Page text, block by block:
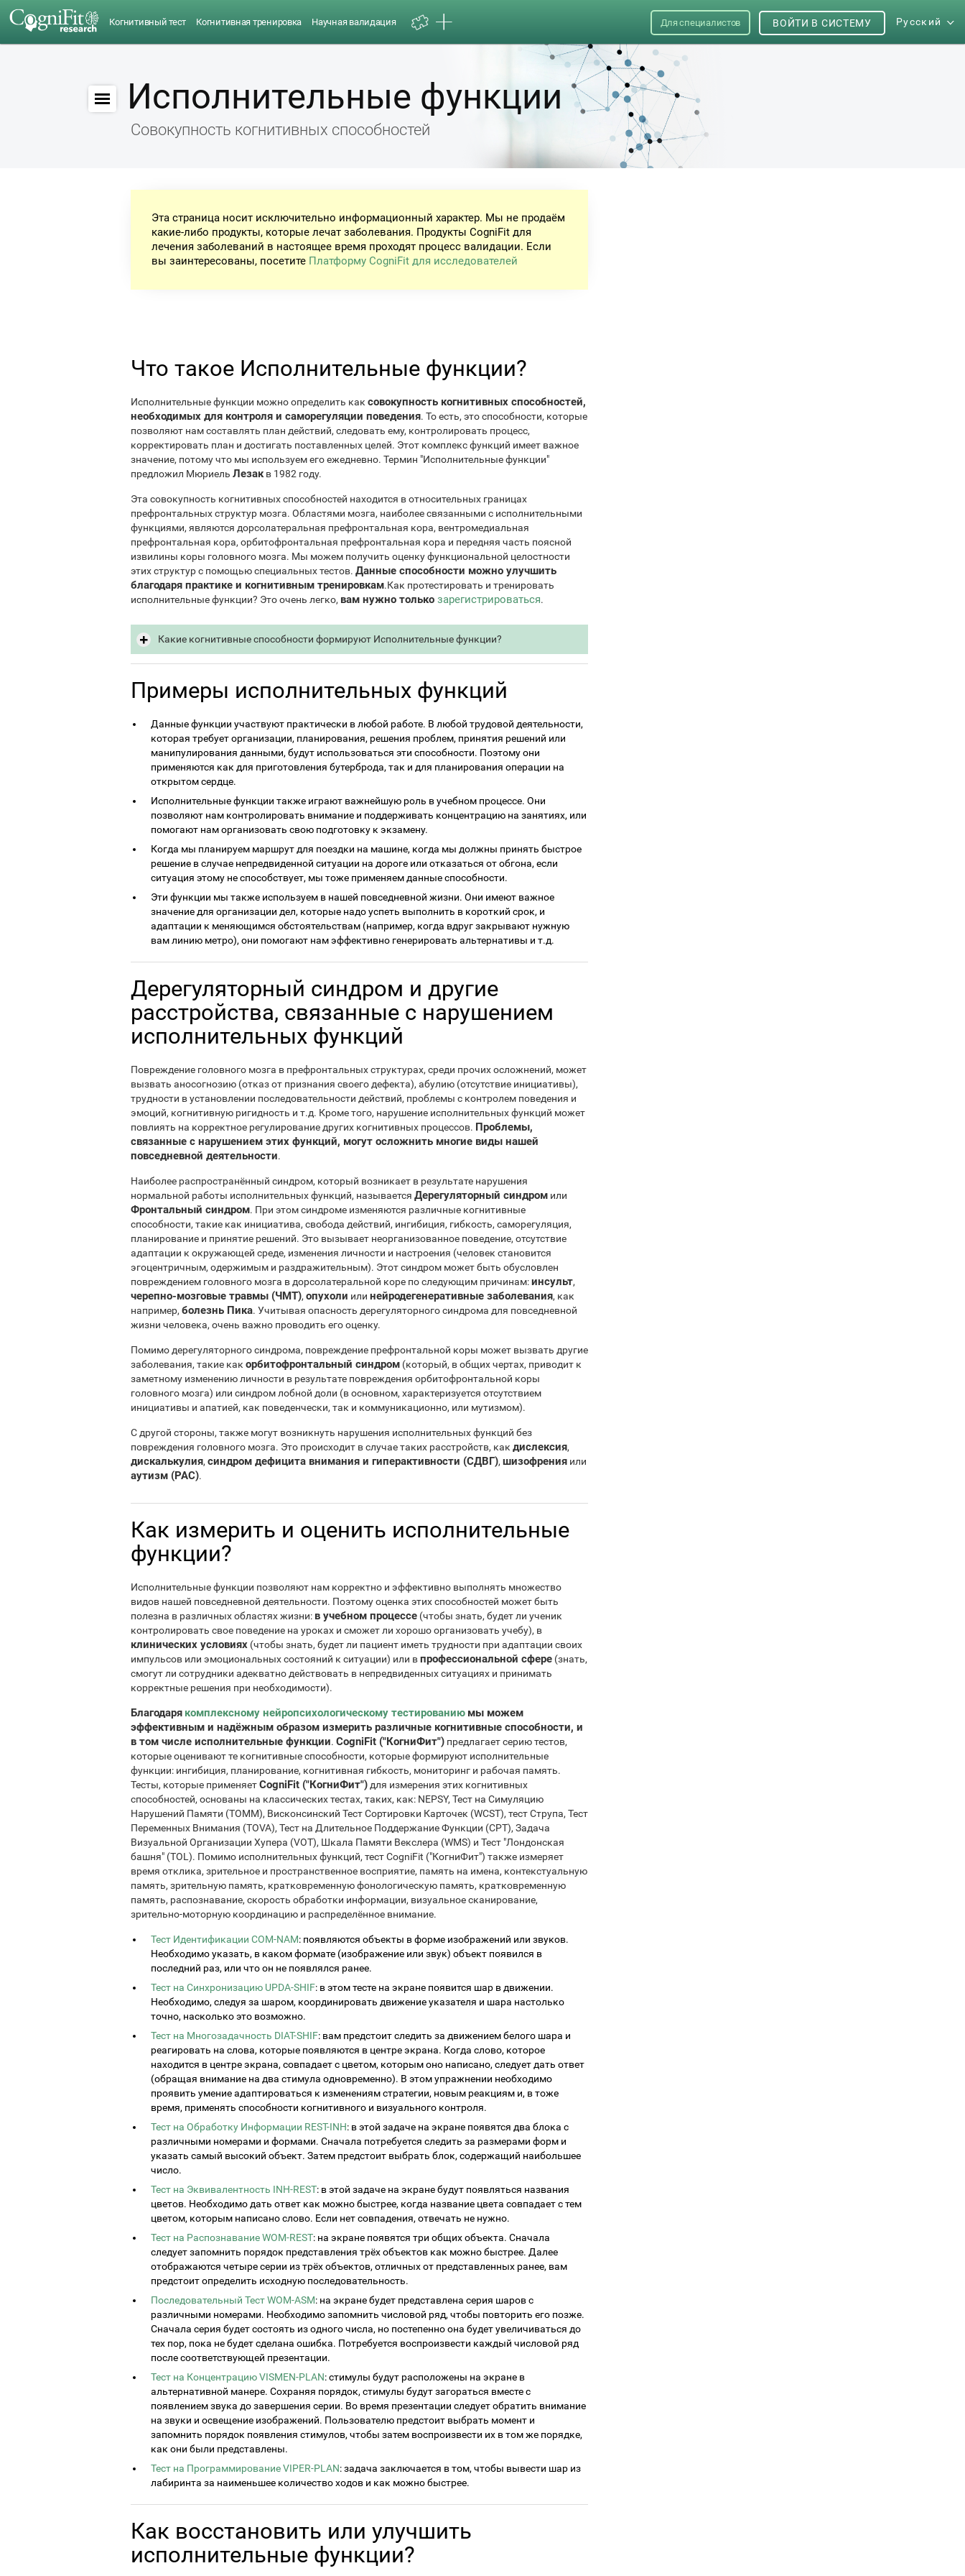
Когнитивный тест Когнитивная тренировка Научная валидация Для специалистов Русский
ВОЙТИ В СИСТЕМУ
Исполнительные функции
Совокупность когнитивных способностей
Эта страница носит исключительно информационный характер. Мы не продаём
какие-либо продукты, которые лечат заболевания. Продукты CogniFit для
лечения заболеваний в настоящее время проходят процесс валидации. Если
вы заинтересованы, посетите Платформу CogniFit для исследователей
Что такое Исполнительные функции?
Исполнительные функции можно определить как совокупность когнитивных способностей,
необходимых для контроля и саморегуляции поведения. То есть, это способности, которые
позволяют нам составлять план действий, следовать ему, контролировать процесс,
корректировать план и достигать поставленных целей. Этот комплекс функций имеет важное
значение, потому что мы используем его ежедневно. Термин "Исполнительные функции"
предложил Мюриель Лезак в 1982 году.
Эта совокупность когнитивных способностей находится в относительных границах
префронтальных структур мозга. Областями мозга, наиболее связанными с исполнительными
функциями, являются дорсолатеральная префронтальная кора, вентромедиальная
префронтальная кора, орбитофронтальная префронтальная кора и передняя часть поясной
извилины коры головного мозга. Мы можем получить оценку функциональной целостности
этих структур с помощью специальных тестов. Данные способности можно улучшить
благодаря практике и когнитивным тренировкам.Как протестировать и тренировать
исполнительные функции? Это очень легко, вам нужно только зарегистрироваться.
Какие когнитивные способности формируют Исполнительные функции?
Примеры исполнительных функций
Данные функции участвуют практически в любой работе. В любой трудовой деятельности,
которая требует организации, планирования, решения проблем, принятия решений или
манипулирования данными, будут использоваться эти способности. Поэтому они
применяются как для приготовления бутерброда, так и для планирования операции на
открытом сердце.
Исполнительные функции также играют важнейшую роль в учебном процессе. Они
позволяют нам контролировать внимание и поддерживать концентрацию на занятиях, или
помогают нам организовать свою подготовку к экзамену.
Когда мы планируем маршрут для поездки на машине, когда мы должны принять быстрое
решение в случае непредвиденной ситуации на дороге или отказаться от обгона, если
ситуация этому не способствует, мы тоже применяем данные способности.
Эти функции мы также используем в нашей повседневной жизни. Они имеют важное
значение для организации дел, которые надо успеть выполнить в короткий срок, и
адаптации к меняющимся обстоятельствам (например, когда вдруг закрывают нужную
вам линию метро), они помогают нам эффективно генерировать альтернативы и т.д.
Дерегуляторный синдром и другие
расстройства, связанные с нарушением
исполнительных функций
Повреждение головного мозга в префронтальных структурах, среди прочих осложнений, может
вызвать аносогнозию (отказ от признания своего дефекта), абулию (отсутствие инициативы),
трудности в установлении последовательности действий, проблемы с контролем поведения и
эмоций, когнитивную ригидность и т.д. Кроме того, нарушение исполнительных функций может
повлиять на корректное регулирование других когнитивных процессов. Проблемы,
связанные с нарушением этих функций, могут осложнить многие виды нашей
повседневной деятельности.
Наиболее распространённый синдром, который возникает в результате нарушения
нормальной работы исполнительных функций, называется Дерегуляторный синдром или
Фронтальный синдром. При этом синдроме изменяются различные когнитивные
способности, такие как инициатива, свобода действий, ингибиция, гибкость, саморегуляция,
планирование и принятие решений. Это вызывает неорганизованное поведение, отсутствие
адаптации к окружающей среде, изменения личности и настроения (человек становится
эгоцентричным, одержимым и раздражительным). Этот синдром может быть обусловлен
повреждением головного мозга в дорсолатеральной коре по следующим причинам:инсульт,
черепно-мозговые травмы (ЧМТ), опухоли или нейродегенеративные заболевания, как
например, болезнь Пика. Учитывая опасность дерегуляторного синдрома для повседневной
жизни человека, очень важно проводить его оценку.
Помимо дерегуляторного синдрома, повреждение префронтальной коры может вызвать другие
заболевания, такие как орбитофронтальный синдром (который, в общих чертах, приводит к
заметному изменению личности в результате повреждения орбитофронтальной коры
головного мозга) или синдром лобной доли (в основном, характеризуется отсутствием
инициативы и апатией, как поведенчески, так и коммуникационно, или мутизмом).
С другой стороны, также могут возникнуть нарушения исполнительных функций без
повреждения головного мозга. Это происходит в случае таких расстройств, как дислексия,
дискалькулия, cиндром дефицита внимания и гиперактивности (СДВГ), шизофрения или
аутизм (РАС).
Как измерить и оценить исполнительные
функции?
Исполнительные функции позволяют нам корректно и эффективно выполнять множество
видов нашей повседневной деятельности. Поэтому оценка этих способностей может быть
полезна в различных областях жизни: в учебном процессе (чтобы знать, будет ли ученик
контролировать свое поведение на уроках и сможет ли хорошо организовать учебу), в
клинических условиях (чтобы знать, будет ли пациент иметь трудности при адаптации своих
импульсов или эмоциональных состояний к ситуации) или впрофессиональной сфере (знать,
смогут ли сотрудники адекватно действовать в непредвиденных ситуациях и принимать
корректные решения при необходимости).
Благодаря комплексному нейропсихологическому тестированию мы можем
эффективным и надёжным образом измерить различные когнитивные способности, и
в том числе исполнительные функции. CogniFit ("КогниФит") предлагает серию тестов,
которые оценивают те когнитивные способности, которые формируют исполнительные
функции: ингибиция, планирование, когнитивная гибкость, мониторинг и рабочая память.
Тесты, которые применяетCogniFit ("КогниФит") для измерения этих когнитивных
способностей, основаны на классических тестах, таких, как: NEPSY, Тест на Симуляцию
Нарушений Памяти (TOMM), Висконсинский Тест Сортировки Карточек (WCST), тест Струпа, Тест
Переменных Внимания (TOVA), Тест на Длительное Поддержание Функции (CPT), Задача
Визуальной Организации Хупера (VOT), Шкала Памяти Векслера (WMS) и Тест "Лондонская
башня" (TOL). Помимо исполнительных функций, тест CogniFit ("КогниФит") также измеряет
время отклика, зрительное и пространственное восприятие, память на имена, контекстуальную
память, зрительную память, кратковременную фонологическую память, кратковременную
память, распознавание, скорость обработки информации, визуальное сканирование,
зрительно-моторную координацию и распределённое внимание.
Тест Идентификации COM-NAM: появляются объекты в форме изображений или звуков.
Необходимо указать, в каком формате (изображение или звук) объект появился в
последний раз, или что он не появлялся ранее.
Тест на Синхронизацию UPDA-SHIF: в этом тесте на экране появится шар в движении.
Необходимо, следуя за шаром, координировать движение указателя и шара настолько
точно, насколько это возможно.
Тест на Многозадачность DIAT-SHIF: вам предстоит следить за движением белого шара и
реагировать на слова, которые появляются в центре экрана. Когда слово, которое
находится в центре экрана, совпадает с цветом, которым оно написано, следует дать ответ
(обращая внимание на два стимула одновременно). В этом упражнении необходимо
проявить умение адаптироваться к изменениям стратегии, новым реакциям и, в тоже
время, применять способности когнитивного и визуального контроля.
Тест на Обработку Информации REST-INH: в этой задаче на экране появятся два блока с
различными номерами и формами. Сначала потребуется следить за размерами форм и
указать самый высокий объект. Затем предстоит выбрать блок, содержащий наибольшее
число.
Тест на Эквивалентность INH-REST: в этой задаче на экране будут появляться названия
цветов. Необходимо дать ответ как можно быстрее, когда название цвета совпадает с тем
цветом, которым написано слово. Если нет совпадения, отвечать не нужно.
Тест на Распознавание WOM-REST: на экране появятся три общих объекта. Сначала
следует запомнить порядок представления трёх объектов как можно быстрее. Далее
отображаются четыре серии из трёх объектов, отличных от представленных ранее, вам
предстоит определить исходную последовательность.
Последовательный Тест WOM-ASM: на экране будет представлена серия шаров с
различными номерами. Необходимо запомнить числовой ряд, чтобы повторить его позже.
Сначала серия будет состоять из одного числа, но постепенно она будет увеличиваться до
тех пор, пока не будет сделана ошибка. Потребуется воспроизвести каждый числовой ряд
после соответствующей презентации.
Тест на Концентрацию VISMEN-PLAN: стимулы будут расположены на экране в
альтернативной манере. Сохраняя порядок, стимулы будут загораться вместе с
появлением звука до завершения серии. Во время презентации следует обратить внимание
на звуки и освещение изображений. Пользователю предстоит выбрать момент и
запомнить порядок появления стимулов, чтобы затем воспроизвести их в том же порядке,
как они были представлены.
Тест на Программирование VIPER-PLAN: задача заключается в том, чтобы вывести шар из
лабиринта за наименьшее количество ходов и как можно быстрее.
Как восстановить или улучшить
исполнительные функции?